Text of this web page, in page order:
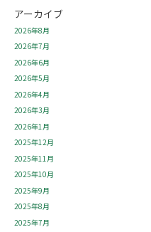
アーカイブ
2026年8月
2026年7月
2026年6月
2026年5月
2026年4月
2026年3月
2026年1月
2025年12月
2025年11月
2025年10月
2025年9月
2025年8月
2025年7月